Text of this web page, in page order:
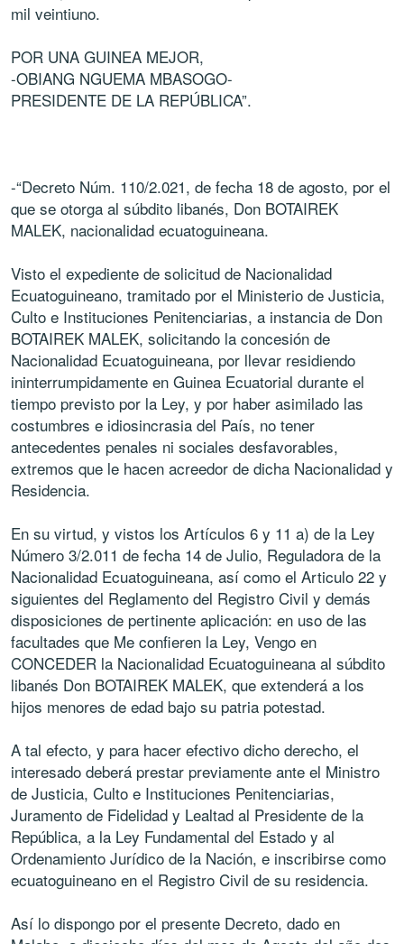
mil veintiuno.
POR UNA GUINEA MEJOR,
-OBIANG NGUEMA MBASOGO-
PRESIDENTE DE LA REPÚBLICA”.
-“Decreto Núm. 110/2.021, de fecha 18 de agosto, por el
que se otorga al súbdito libanés, Don BOTAIREK
MALEK, nacionalidad ecuatoguineana.
Visto el expediente de solicitud de Nacionalidad
Ecuatoguineano, tramitado por el Ministerio de Justicia,
Culto e Instituciones Penitenciarias, a instancia de Don
BOTAIREK MALEK, solicitando la concesión de
Nacionalidad Ecuatoguineana, por llevar residiendo
ininterrumpidamente en Guinea Ecuatorial durante el
tiempo previsto por la Ley, y por haber asimilado las
costumbres e idiosincrasia del País, no tener
antecedentes penales ni sociales desfavorables,
extremos que le hacen acreedor de dicha Nacionalidad y
Residencia.
En su virtud, y vistos los Artículos 6 y 11 a) de la Ley
Número 3/2.011 de fecha 14 de Julio, Reguladora de la
Nacionalidad Ecuatoguineana, así como el Articulo 22 y
siguientes del Reglamento del Registro Civil y demás
disposiciones de pertinente aplicación: en uso de las
facultades que Me confieren la Ley, Vengo en
CONCEDER la Nacionalidad Ecuatoguineana al súbdito
libanés Don BOTAIREK MALEK, que extenderá a los
hijos menores de edad bajo su patria potestad.
A tal efecto, y para hacer efectivo dicho derecho, el
interesado deberá prestar previamente ante el Ministro
de Justicia, Culto e Instituciones Penitenciarias,
Juramento de Fidelidad y Lealtad al Presidente de la
República, a la Ley Fundamental del Estado y al
Ordenamiento Jurídico de la Nación, e inscribirse como
ecuatoguineano en el Registro Civil de su residencia.
Así lo dispongo por el presente Decreto, dado en